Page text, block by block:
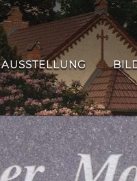
AUSSTELLUNG